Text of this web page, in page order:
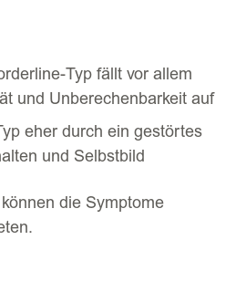
Typ fällt vor allem
und Unberechenbarkeit auf
eher durch ein gestörtes
und Selbstbild
die Symptome